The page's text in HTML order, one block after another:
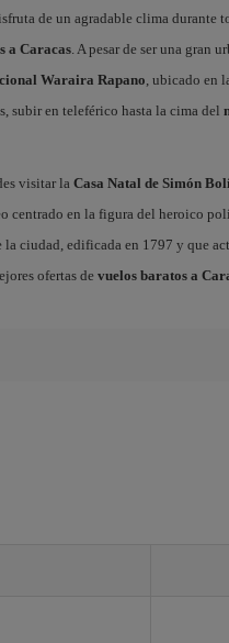
de un agradable clima
a Caracas. A pesar de ser una gran
Waraira Rapano, ubicado en
subir en teleférico hasta la cima del
visitar la Casa Natal de Simón
centrado en la figura del heroico
la ciudad, edificada en 1797 y que
ofertas de vuelos baratos a